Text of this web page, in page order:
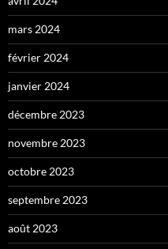
mars 2024
février 2024
janvier 2024
décembre 2023
novembre 2023
octobre 2023
septembre 2023
août 2023